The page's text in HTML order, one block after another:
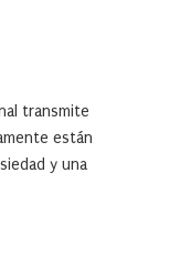
transmite
están
y una